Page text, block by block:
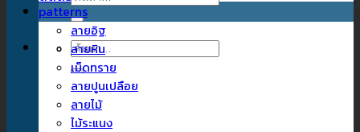
ค้นหา:
patterns
ลายอิฐ
ลายหิน
เม็ดทราย
ลายปูนเปลือย
ลายไม้
ไม้ระแนง